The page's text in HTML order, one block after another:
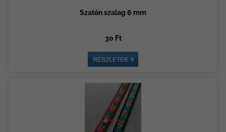
Szatén szalag 6 mm
30 Ft